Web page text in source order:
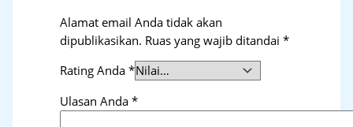
Alamat email Anda tidak akan
dipublikasikan. Ruas yang wajib ditandai*
Rating Anda*
Ulasan Anda*